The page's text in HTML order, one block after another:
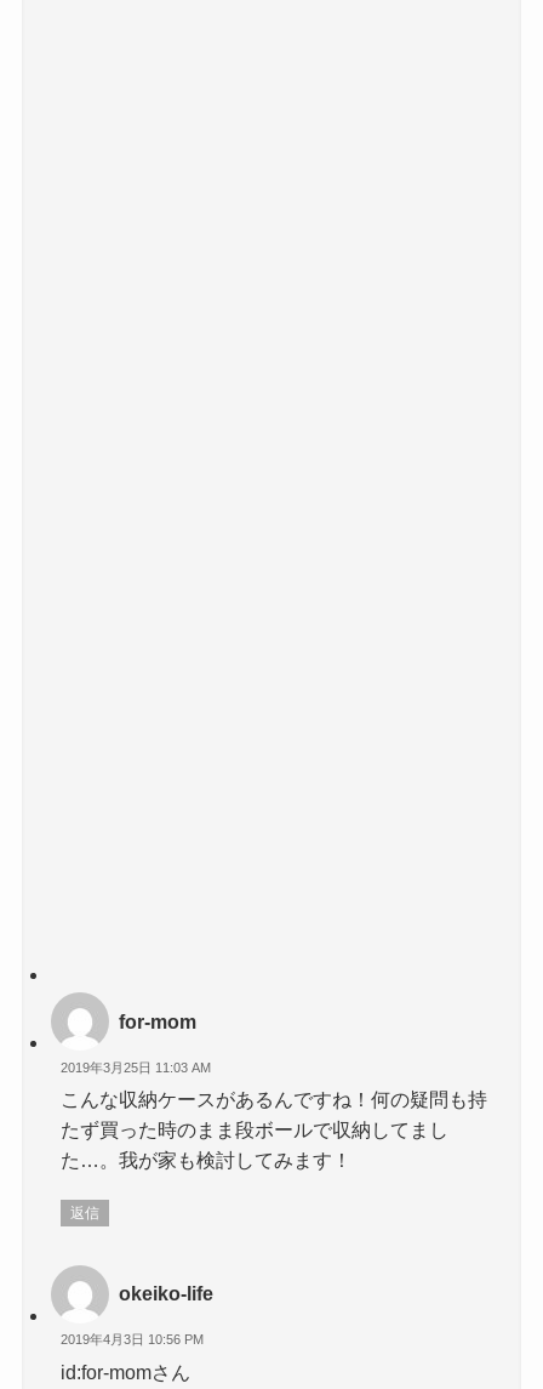
for-mom
2019年3月25日 11:03 AM
こんな収納ケースがあるんですね！何の疑問も持
たず買った時のまま段ボールで収納してまし
た…。我が家も検討してみます！
返信
okeiko-life
2019年4月3日 10:56 PM
id:for-momさん